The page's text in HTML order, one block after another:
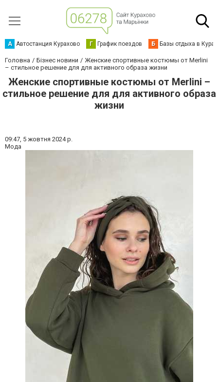
А Автостанция Курахово Г График поездов Б Базы отдыха в
Головна Бізнес новини
Женские спортивные костюмы от Merlini
– стильное решение для для активного образа жизни
Женские спортивные костюмы от Merlini –
стильное решение для для активного образа
жизни
09:47, 5 жовтня 2024 р.
Мода